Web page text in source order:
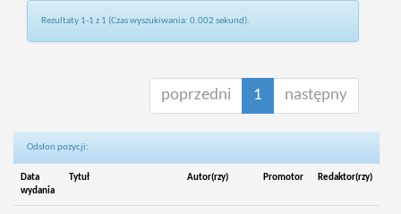
Rezultaty 1-1 z 1 (Czas wyszukiwania: 0.002 sekund).
poprzedni 1 następny
Odsłon pozycji:
Data
wydania
Tytuł Autor(rzy) Promotor Redaktor(rzy)